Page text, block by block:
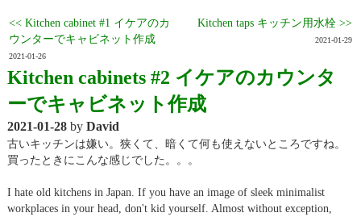
<< Kitchen cabinet #1 イケアのカ
ウンターでキャビネット作成
2021-01-26
Kitchen taps キッチン用水栓 >>
2021-01-29
Kitchen cabinets #2 イケアのカウンタ
ーでキャビネット作成
2021-01-28by David
古いキッチンは嫌い。狭くて、暗くて何も使えないところですね。
買ったときにこんな感じでした。。。
I hate old kitchens in Japan. If you have an image of sleek minimalist
workplaces in your head, don't kid yourself. Almost without exception,